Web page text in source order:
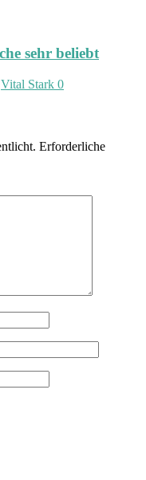
sehr beliebt
Vital Stark 0
Erforderliche